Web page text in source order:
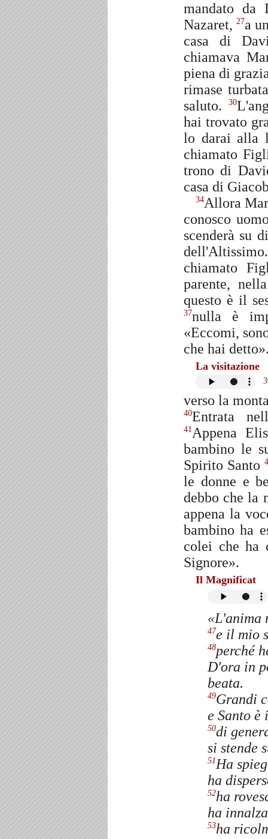
mandato da
Nazaret,27a
casa di
chiamava
piena di
rimase
saluto.
30
hai trovato
lo darai alla
chiamato
trono di
casa di
34Allora
conosco
scenderà su
chiamato
parente,
questo è il
37nulla è
«Eccomi,
che hai
La visitazione
verso la
40Entrata
41 Appena
bambino le
Spirito Santo
le donne e
debbo che la
appena la
bambino ha
colei che ha
Signore».
Il Magnificat
«L'anima
47e il mio
48perché
D'ora in
beata.
49Grandi
e Santo è
50di
si stende
51 Ha
ha
52ha
ha
53ha